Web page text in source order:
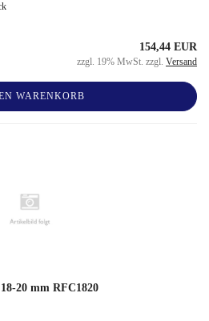
154,44 EUR
zzgl. 19% MwSt. zzgl. Versand
WARENKORB
20 mm RFC1820